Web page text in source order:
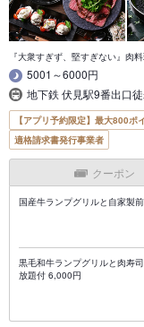
『大衆すぎず、堅すぎない』肉
5001～6000円
地下鉄 伏見駅9番出口
【アプリ予約限定】最大800ポ
適格請求書発行事業者
クーポン
国産牛ランプグリルと自家製
黒毛和牛ランプグリルと肉寿
放題付 6,000円